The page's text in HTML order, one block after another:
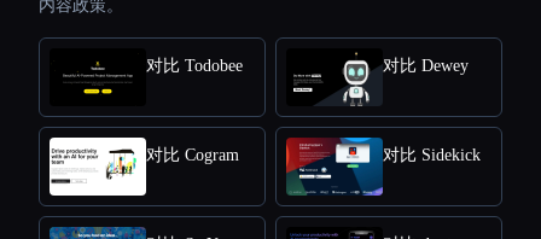
内容政策。
对比 Todobee 对比 Dewey
对比 Cogram 对比 Sidekick